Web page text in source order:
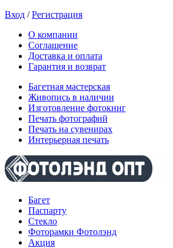
Вход /Регистрация
О компании
Соглашение
Доставка и оплата
Гарантия и возврат
Багетная мастерская
Живопись в наличии
Изготовление фотокниг
Печать фотографий
Печать на сувенирах
Интерьерная печать
Багет
Паспарту
Стекло
Фоторамки Фотолэнд
Акция